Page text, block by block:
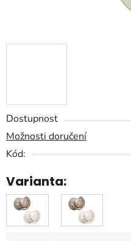
Dostupnost
Možnosti doručení
Kód:
Varianta: